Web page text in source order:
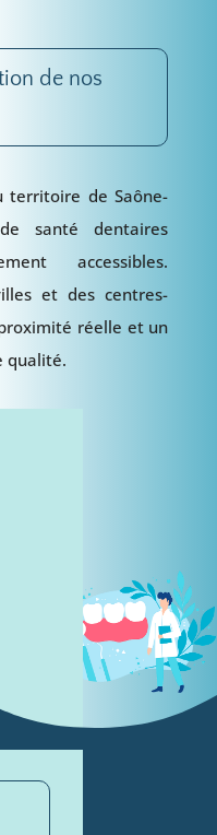
de nos
territoire de Saône-
santé dentaires
accessibles.
et des centres-
réelle et un
qualité.